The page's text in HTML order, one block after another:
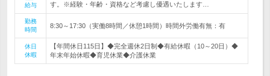
給与
す。※経験・年齢・資格など考慮し優遇いたします…
勤務
時間
8:30～17:30（実働8時間／休憩1時間）時間外労働有無：有
休日
休暇
【年間休日115日】◆完全週休2日制◆有給休暇（10～20日）◆
年末年始休暇◆育児休業◆介護休業